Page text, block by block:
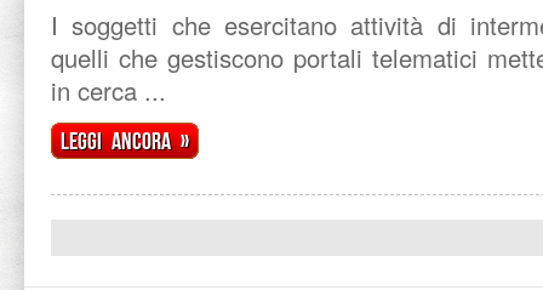
I soggetti che esercitano attività di
quelli che gestiscono portali telematici
in cerca ...
Leggi ancora »